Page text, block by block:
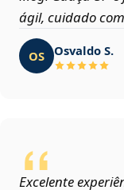
ágil, cuidado
OS Osvaldo S.
Excelente